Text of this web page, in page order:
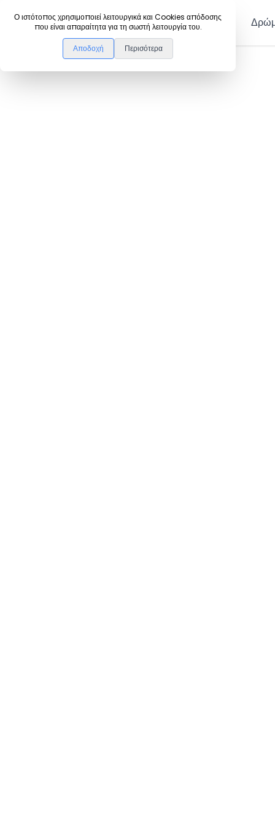
Ο ιστότοπος χρησιμοποιεί λειτουργικά και Cookies απόδοσης
που είναι απαραίτητα για τη σωστή λειτουργία του.
Αποδοχή Περισότερα
DanceLink Μέλη